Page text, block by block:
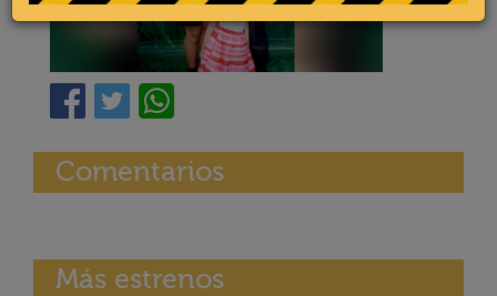
Comentarios
Más estrenos